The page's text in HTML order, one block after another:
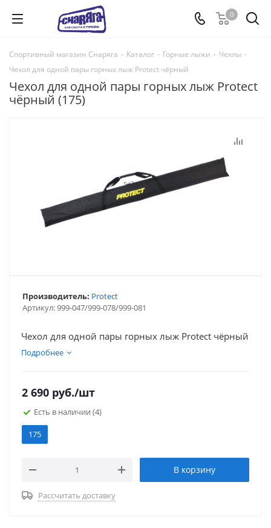
0
Спортивный магазин Снаряга - Каталог - Горные лыжи - Чехлы -
Чехол для одной пары горных лыж Protect чёрный
Чехол для одной пары горных лыж Protect
чёрный (175)
Артикул:999-047/999-078/999-081
Производитель: Protect
Чехол для одной пары горных лыж Protect чёрный
Подробнее
2 690 руб./шт
Есть в наличии (4)
175
В корзину
Рассчитать доставку